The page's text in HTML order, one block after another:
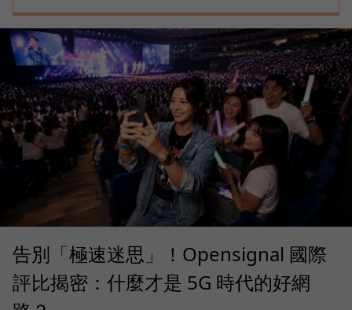
告別「極速迷思」！Opensignal 國際
評比揭密：什麼才是 5G 時代的好網